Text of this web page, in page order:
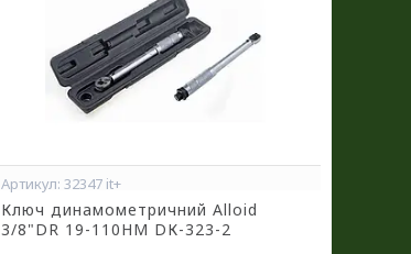
32347 it+
Ключ динамометричний Alloid
3/8"DR 19-110HM DК-323-2